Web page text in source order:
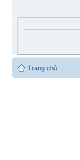
Trang chủ